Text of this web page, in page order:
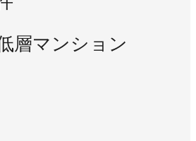
層マンション